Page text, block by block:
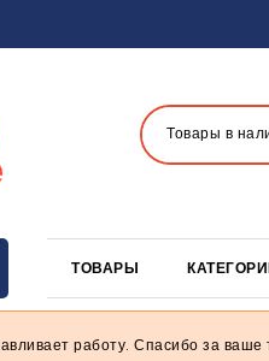
Товары в
ТОВАРЫ
работу. Спасибо за